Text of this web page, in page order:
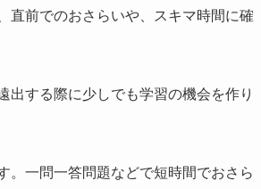
直前でのおさらいや、スキマ時間に確
出する際に少しでも学習の機会を作り
。一問一答問題などで短時間でおさら